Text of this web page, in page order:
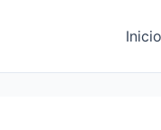
Inicio